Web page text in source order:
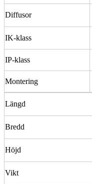
Diffusor
IK-klass
IP-klass
Montering
Längd
Bredd
Höjd
Vikt